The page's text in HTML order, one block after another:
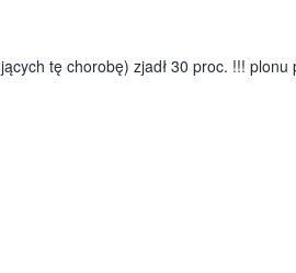
tę chorobę) zjadł 30 proc. !!! plonu